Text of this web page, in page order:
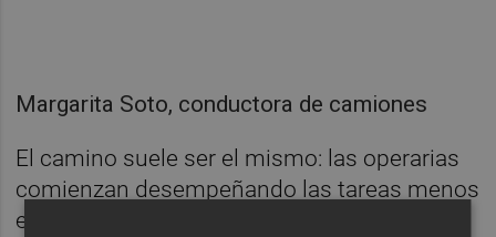
Margarita Soto, conductora de camiones
El camino suele ser el mismo: las operarias
comienzan desempeñando las tareas menos
especializadas y poco a poco la empresa